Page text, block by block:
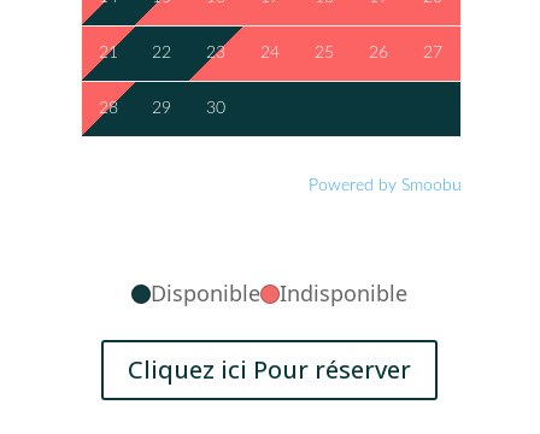
21 22 23 24 25 26 27
28 29 30
Powered by Smoobu
Disponible Indisponible
Cliquez ici Pour réserver